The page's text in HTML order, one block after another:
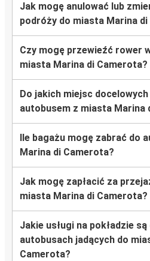
Jak mogę anulować lub
podróży do miasta Marina
Czy mogę przewieźć rower
miasta Marina di Camerota?
Do jakich miejsc
autobusem z miasta Marina
Ile bagażu mogę zabrać do
Marina di Camerota?
Jak mogę zapłacić za
miasta Marina di Camerota?
Jakie usługi na pokładzie
autobusach jadących do
Camerota?